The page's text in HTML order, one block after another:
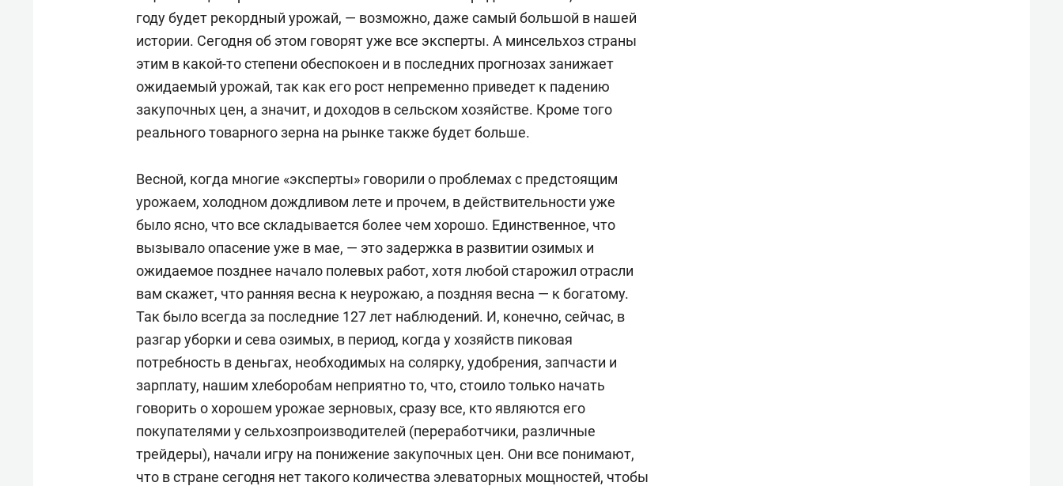
году будет рекордный урожай, — возможно, даже самый большой в нашей
истории. Сегодня об этом говорят уже все эксперты. А минсельхоз страны
этим в какой-то степени обеспокоен и в последних прогнозах занижает
ожидаемый урожай, так как его рост непременно приведет к падению
закупочных цен, а значит, и доходов в сельском хозяйстве. Кроме того
реального товарного зерна на рынке также будет больше.
Весной, когда многие «эксперты» говорили о проблемах с предстоящим
урожаем, холодном дождливом лете и прочем, в действительности уже
было ясно, что все складывается более чем хорошо. Единственное, что
вызывало опасение уже в мае, — это задержка в развитии озимых и
ожидаемое позднее начало полевых работ, хотя любой старожил отрасли
вам скажет, что ранняя весна к неурожаю, а поздняя весна — к богатому.
Так было всегда за последние 127 лет наблюдений. И, конечно, сейчас, в
разгар уборки и сева озимых, в период, когда у хозяйств пиковая
потребность в деньгах, необходимых на солярку, удобрения, запчасти и
зарплату, нашим хлеборобам неприятно то, что, стоило только начать
говорить о хорошем урожае зерновых, сразу все, кто являются его
покупателями у сельхозпроизводителей (переработчики, различные
трейдеры), начали игру на понижение закупочных цен. Они все понимают,
что в стране сегодня нет такого количества элеваторных мощностей, чтобы